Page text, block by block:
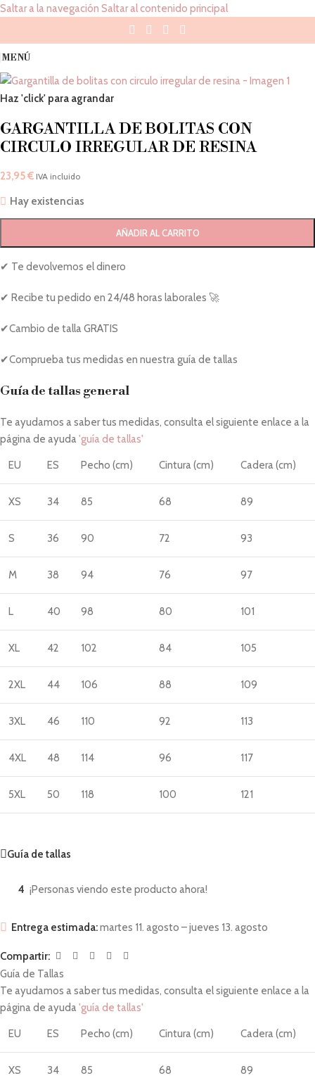
Saltar a la navegación Saltar al contenido principal
MENÚ
Haz 'click' para agrandar
GARGANTILLA DE BOLITAS CON
CIRCULO IRREGULAR DE RESINA
23,95€ IVA incluido
Hay existencias
AÑADIR AL CARRITO
✔ Te devolvemos el dinero
✔ Recibe tu pedido en 24/48 horas laborales 🚀
✔Cambio de talla GRATIS
✔Comprueba tus medidas en nuestra guía de tallas
Guía de tallas general
Te ayudamos a saber tus medidas, consulta el siguiente enlace a la
página de ayuda'guía de tallas'
EU ES Pecho (cm) Cintura (cm) Cadera (cm)
XS 34 85 68 89
S 36 90 72 93
M 38 94 76 97
L 40 98 80 101
XL 42 102 84 105
2XL 44 106 88 109
3XL 46 110 92 113
4XL 48 114 96 117
5XL 50 118 100 121
Guía de tallas
4 ¡Personas viendo este producto ahora!
Entrega estimada:martes 11. agosto – jueves 13. agosto
Compartir:
Guía de Tallas
Te ayudamos a saber tus medidas, consulta el siguiente enlace a la
página de ayuda'guía de tallas'
EU ES Pecho (cm) Cintura (cm) Cadera (cm)
XS 34 85 68 89